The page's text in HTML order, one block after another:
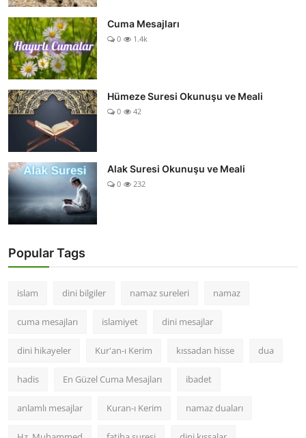
Cuma Mesajları
0 1.4k
Hümeze Suresi Okunuşu ve Meali
0 42
Alak Suresi Okunuşu ve Meali
0 232
Popular Tags
islam dini bilgiler namaz sureleri namaz
cuma mesajları islamiyet dini mesajlar
dini hikayeler Kur'an-ı Kerim kıssadan hisse dua
hadis En Güzel Cuma Mesajları ibadet
anlamlı mesajlar Kuran-ı Kerim namaz duaları